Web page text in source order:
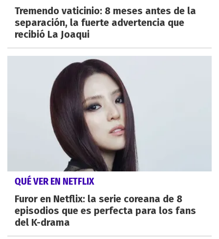
Tremendo vaticinio: 8 meses antes de la
separación, la fuerte advertencia que
recibió La Joaqui
QUÉ VER EN NETFLIX
Furor en Netflix: la serie coreana de 8
episodios que es perfecta para los fans
del K-drama